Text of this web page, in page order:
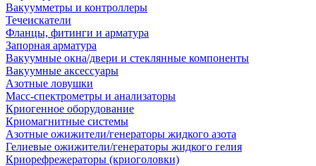
Вакуумметры и контроллеры
Течеискатели
Фланцы, фитинги и арматура
Запорная арматура
Вакуумные окна/двери и стеклянные компоненты
Вакуумные аксессуары
Азотные ловушки
Масс-спектрометры и анализаторы
Криогенное оборудование
Криомагнитные системы
Азотные ожижители/генераторы жидкого азота
Гелиевые ожижители/генераторы жидкого гелия
Криорефрежераторы (криоголовки)